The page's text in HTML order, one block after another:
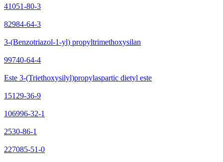
41051-80-3
82984-64-3
3-(Benzotriazol-1-yl) propyltrimethoxysilan
99740-64-4
Este 3-(Triethoxysilyl)propylaspartic dietyl este
15129-36-9
106996-32-1
2530-86-1
227085-51-0